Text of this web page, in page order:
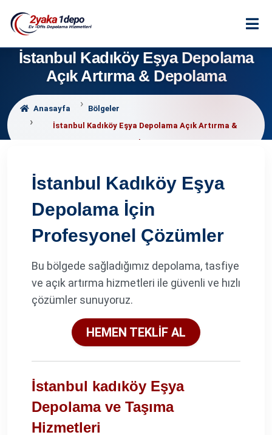
İstanbul Kadıköy Eşya Depolama
Açık Artırma & Depolama
Anasayfa
Bölgeler
İstanbul Kadıköy Eşya Depolama Açık Artırma &
Depolama
İstanbul Kadıköy Eşya
Depolama İçin
Profesyonel Çözümler
Bu bölgede sağladığımız depolama, tasfiye
ve açık artırma hizmetleri ile güvenli ve hızlı
çözümler sunuyoruz.
HEMEN TEKLİF AL
İstanbul kadıköy Eşya
Depolama ve Taşıma
Hizmetleri